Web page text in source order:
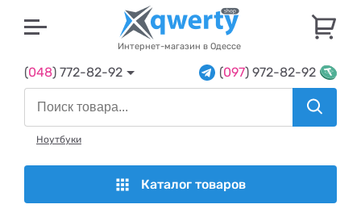
Интернет-магазин в Одессе
(048) 772-82-92 (097) 972-82-92
Ноутбуки
Каталог товаров